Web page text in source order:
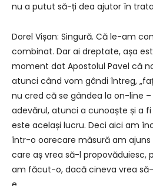
nu a putut să-ți dea ajutor în
Dorel Vișan: Singură. Că le-am
combinat. Dar ai dreptate, așa
moment dat Apostolul Pavel că
atunci când vom gândi întreg,
nu cred că se gândea la on-line
adevărul, atunci a cunoaște și a
este același lucru. Deci aici am
într-o oarecare măsură am
care aș vrea să-l propovăduiesc,
am făcut-o, dacă cineva vrea